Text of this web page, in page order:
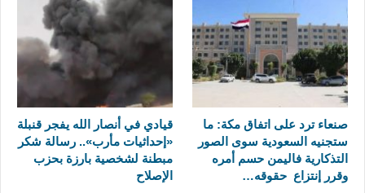
صنعاء ترد على اتفاق مكة: ما
ستجنيه السعودية سوى الصور
التذكارية فاليمن حسم أمره
وقرر إنتزاع حقوقه…
قيادي في أنصار الله يفجر قنبلة
«إحداثيات مأرب».. رسالة شكر
مبطنة لشخصية بارزة بحزب
الإصلاح